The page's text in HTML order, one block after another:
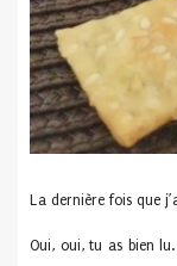
La dernière fois que
Oui, oui, tu as bien